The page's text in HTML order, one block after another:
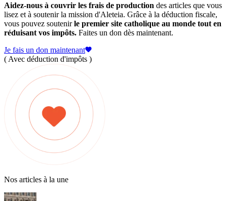
Aidez-nous à couvrir les frais de production des articles que vous
lisez et à soutenir la mission d'Aleteia. Grâce à la déduction fiscale,
vous pouvez soutenirle premier site catholique au monde tout en
réduisant vos impôts. Faites un don dès maintenant.
Je fais un don maintenant
( Avec déduction d'impôts )
Nos articles à la une